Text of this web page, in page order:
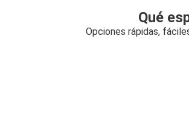
Qué
Opciones rápidas,